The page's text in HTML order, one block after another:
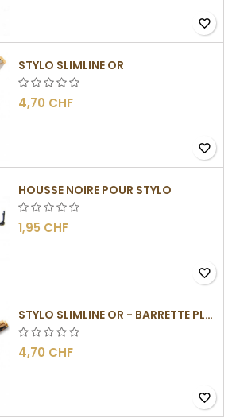
favorite_border
STYLO SLIMLINE OR
4,70 CHF
favorite_border
HOUSSE NOIRE POUR STYLO
1,95 CHF
favorite_border
STYLO SLIMLINE OR - BARRETTE PLATE
4,70 CHF
favorite_border